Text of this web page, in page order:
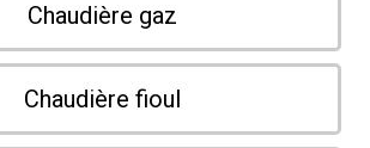
Chaudière gaz
Chaudière fioul